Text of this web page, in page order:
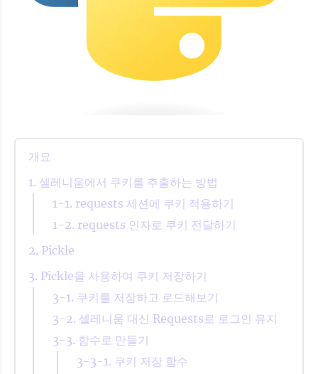
개요
1. 셀레니움에서 쿠키를 추출하는 방법
1-1. requests 세션에 쿠키 적용하기
1-2. requests 인자로 쿠키 전달하기
2. Pickle
3. Pickle을 사용하여 쿠키 저장하기
3-1. 쿠키를 저장하고 로드해보기
3-2. 셀레니움 대신 Requests로 로그인 유지
3-3. 함수로 만들기
3-3-1. 쿠키 저장 함수